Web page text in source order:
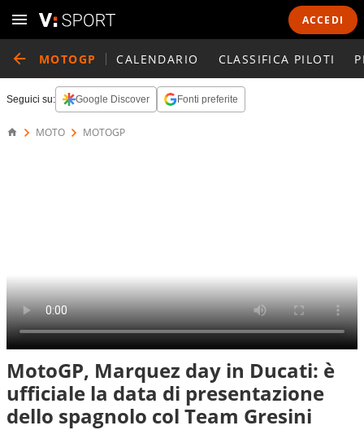
ACCEDI
MOTOGP CALENDARIO CLASSIFICA PILOTI
Seguici su: Google Discover Fonti preferite
MOTO MOTOGP
MotoGP, Marquez day in Ducati: è
ufficiale la data di presentazione
dello spagnolo col Team Gresini